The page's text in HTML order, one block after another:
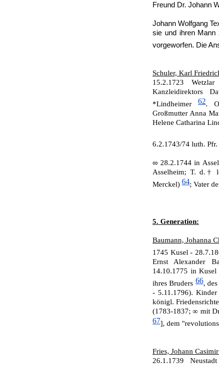
Freund Dr. Johann
Johann Wolfgang
sie und ihren Mann
vorgeworfen. Die
Schuler, Karl
15.2.1723
Kanzleidirektors
*Lindheimer 62.
Großmutter Anna
Helene Cathari­na
6.2.1743/74 luth.
∞ 28.2.1744 in
Asselheim; T. d.†
Merckel) 64; Vater
5. Generation:
Baumann, Johanna
1745 Kusel -
Ernst Alexander
14.10.1775 in Kusel
ihres Bruders66,
- 5.11.1796).
königl.
(1783-1837; ∞ mit
67], dem
Fries, Johann
26.1.1739